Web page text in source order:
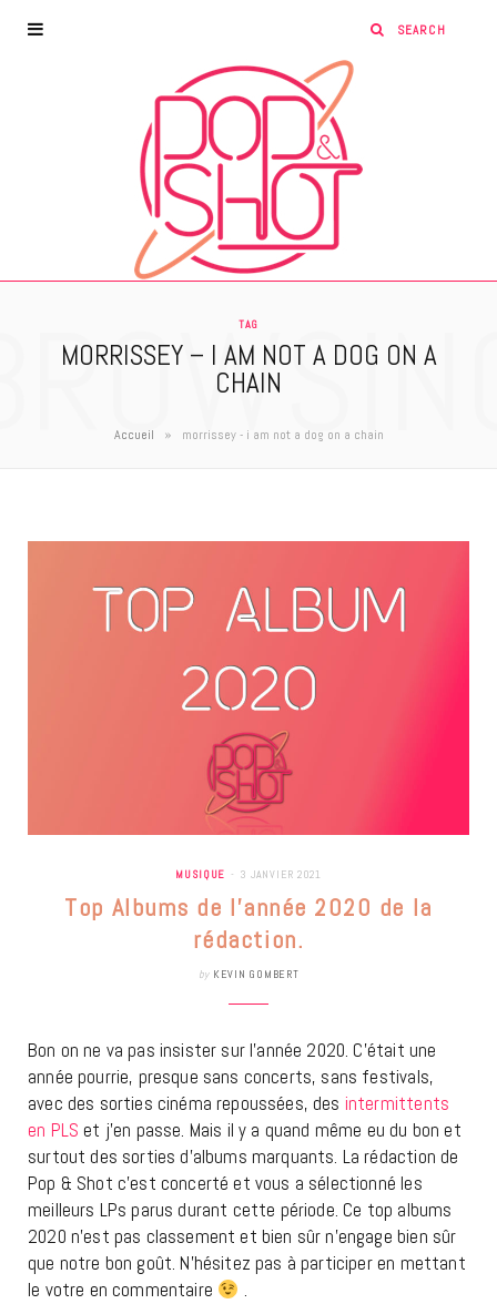
TAG
MORRISSEY – I AM NOT A DOG ON A
CHAIN
Accueil » morrissey - i am not a dog on a chain
MUSIQUE 3 JANVIER 2021
Top Albums de l’année 2020 de la
rédaction.
by KEVIN GOMBERT
Bon on ne va pas insister sur l’année 2020. C’était une
année pourrie, presque sans concerts, sans festivals,
avec des sorties cinéma repoussées, des intermittents
en PLS et j’en passe. Mais il y a quand même eu du bon et
surtout des sorties d’albums marquants. La rédaction de
Pop & Shot c’est concerté et vous a sélectionné les
meilleurs LPs parus durant cette période. Ce top albums
2020 n’est pas classement et bien sûr n’engage bien sûr
que notre bon goût. N’hésitez pas à participer en mettant
le votre en commentaire
.